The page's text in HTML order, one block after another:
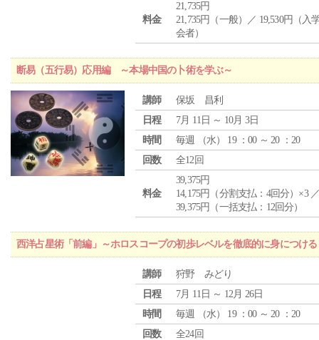
料金
21,735円
21,735円（一般）／ 19,530円（入
会者）
断易（五行易）応用編 ～本場中国の卜術を学ぶ～
講師
保坂 昌利
日程
7月 11日 ～ 10月 3日
時間
毎週 （水） 19 ：00 ～ 20 ：20
回数
全12回
料金
39,375円
14,175円（分割支払：4回分）×3
39,375円（一括支払：12回分）
西洋占星術「前編」～ホロスコープの初歩レベルを徹底的に身につける
講師
狩野 みどり
日程
7月 11日 ～ 12月 26日
時間
毎週 （水） 19 ：00 ～ 20 ：20
回数
全24回